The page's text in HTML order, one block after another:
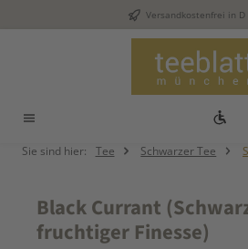
Zum Hauptinhalt springenVersandkostenfrei in D
Sie sind hier: Tee Schwarzer Tee
Black Currant
fruchtiger Finesse)